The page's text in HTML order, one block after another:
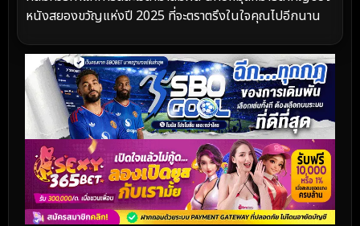
หนังสยองขวัญแห่งปี 2025 ที่จะตราตรึงในใจคุณไปอีกนาน